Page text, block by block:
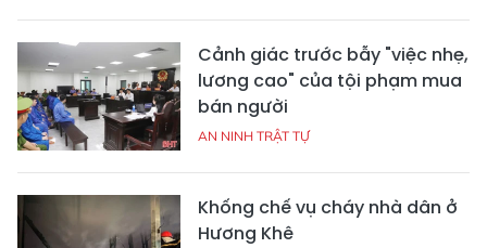
Cảnh giác trước bẫy "việc nhẹ,
lương cao" của tội phạm mua
bán người
AN NINH TRẬT TỰ
Khống chế vụ cháy nhà dân ở
Hương Khê